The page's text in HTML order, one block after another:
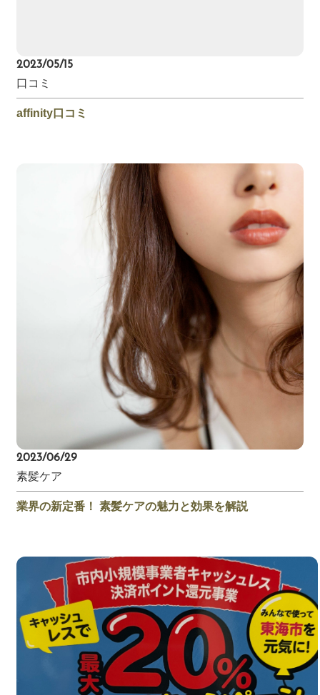
2023/05/15
口コミ
affinity口コミ
2023/06/29
素髪ケア
業界の新定番！ 素髪ケアの魅力と効果を解説